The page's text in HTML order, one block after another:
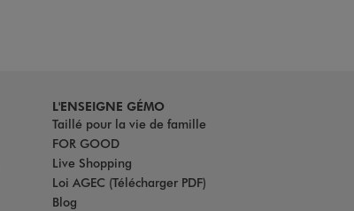
L'ENSEIGNE GÉMO
Taillé pour la vie de famille
FOR GOOD
Live Shopping
Loi AGEC (Télécharger PDF)
Blog